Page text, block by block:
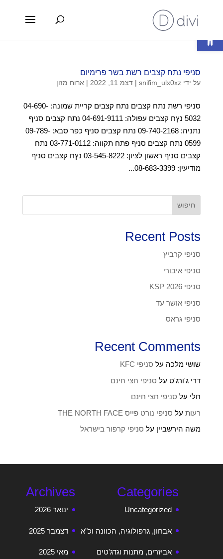
סניפי נתח קצבים רשת בשר פרימיום
על ידי snifim_ulx0xz
| דצמ 11, 2022 | ארוח מזון
סניפי רשת נתח קצבים נתח קצבים קריית שמונה: 04-690-
5032 נץח קצבים עפולה: 04-691-9111 נתח קצבים סניף
נתניה: 09-740-2168 נתח קצבים סניף כפר סבא: 09-789-
0599 נתח קצבים סניף פתח תקווה: 03-771-0112 נתח
קצבים סניף ראשון לציון: 03-545-8222 נץח קצבים סניף
מודיעין: 08-683-3399...
חיפוש
Recent Posts
סניפי קרביץ
סניפי איבורי
סניפי KSP 2026
סניפי אושר עד
סניפי גראס
Recent Comments
שושי מלכה על סניפי KFC
דרי ג'ורג'ט על סניפי חצי חינם
חלי על סניפי חצי חינם
רעותעל סניפי נורט פייס THE NORTH FACE
משה הירשביין על סניפי קרפור בישראל
Archives
ינואר 2026
דצמבר 2025
מאי 2025
Categories
Uncategorized
אבחון, גרפולוגיה, הכוונה וכ"א
אביזרים, מתנות וגדג'טים
פתח סרגל נגישות